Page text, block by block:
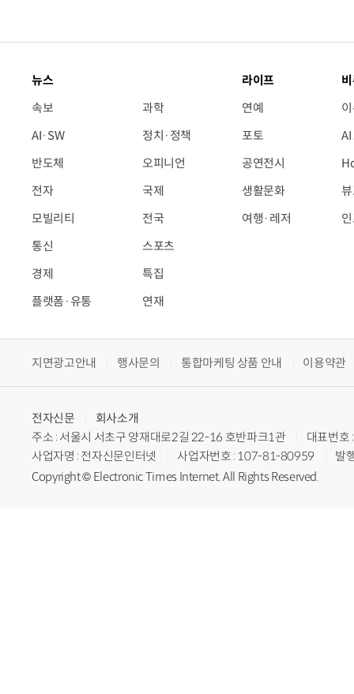
뉴스
속보
AI·SW
반도체
전자
모빌리티
통신
경제
플랫폼·유통
과학
정치·정책
오피니언
국제
전국
스포츠
특집
연재
라이프
연예
포토
공연전시
생활문화
여행·레저
지면광고안내 행사문의 통합마케팅 상품 안내 이용약관
전자신문
회사소개
주소 : 서울시 서초구 양재대로2길 22-16 호반파크1관
대표번
사업자명 : 전자신문인터넷
사업자번호 : 107-81-80959
발
Copyright © Electronic Times Internet. All Rights Reserved.